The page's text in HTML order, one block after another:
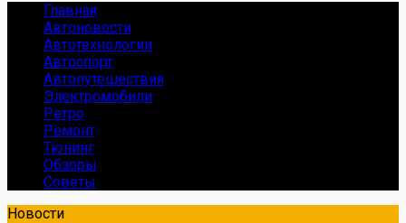
Главная
Автоновости
Автотехнологии
Автоспорт
Автопутешествия
Электромобили
Ретро
Ремонт
Тюнинг
Обзоры
Советы
Новости